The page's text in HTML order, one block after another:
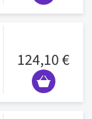
124,10 €